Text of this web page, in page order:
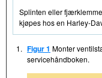
Splinten eller
kjøpes hos en Harley-
1. Figur 1 Monter
servicehåndboken.